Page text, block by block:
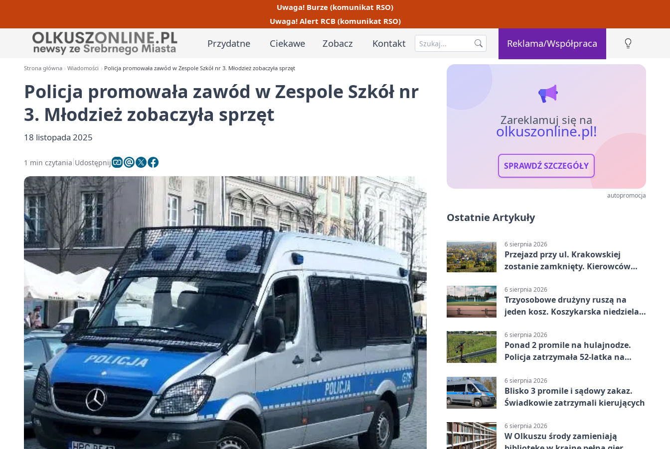
Uwaga! Burze (komunikat RSO)
Uwaga! Alert RCB (komunikat RSO)
Przydatne Ciekawe Zobacz Kontakt Reklama/Współpraca
Strona główna Wiadomości Policja promowała zawód w Zespole Szkół nr 3. Młodzież zobaczyła sprzęt
Policja promowała zawód w Zespole Szkół nr
3. Młodzież zobaczyła sprzęt
18 listopada 2025
1 min czytania Udostępnij
Zareklamuj się na
olkuszonline.pl!
SPRAWDŹ SZCZEGÓŁY
autopromocja
Ostatnie Artykuły
6 sierpnia 2026
Przejazd przy ul. Krakowskiej
zostanie zamknięty. Kierowców
6 sierpnia 2026
Trzyosobowe drużyny ruszą na
jeden kosz. Koszykarska niedziela
6 sierpnia 2026
Ponad 2 promile na hulajnodze.
Policja zatrzymała 52-latka na
6 sierpnia 2026
Blisko 3 promile i sądowy zakaz.
Świadkowie zatrzymali kierujących
6 sierpnia 2026
W Olkuszu środy zamieniają